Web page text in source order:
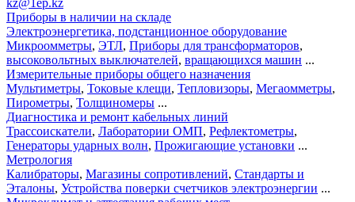
kz@1ep.kz
Приборы в наличии на складе
Электроэнергетика, подстанционное оборудование
Микроомметры, ЭТЛ, Приборы для трансформаторов,
высоковольтных выключателей, вращающихся машин ...
Измерительные приборы общего назначения
Мультиметры, Токовые клещи, Тепловизоры, Мегаомметры,
Пирометры, Толщиномеры ...
Диагностика и ремонт кабельных линий
Трассоискатели, Лаборатории ОМП, Рефлектометры,
Генераторы ударных волн, Прожигающие установки ...
Метрология
Калибраторы, Магазины сопротивлений, Стандарты и
Эталоны, Устройства поверки счетчиков электроэнергии ...